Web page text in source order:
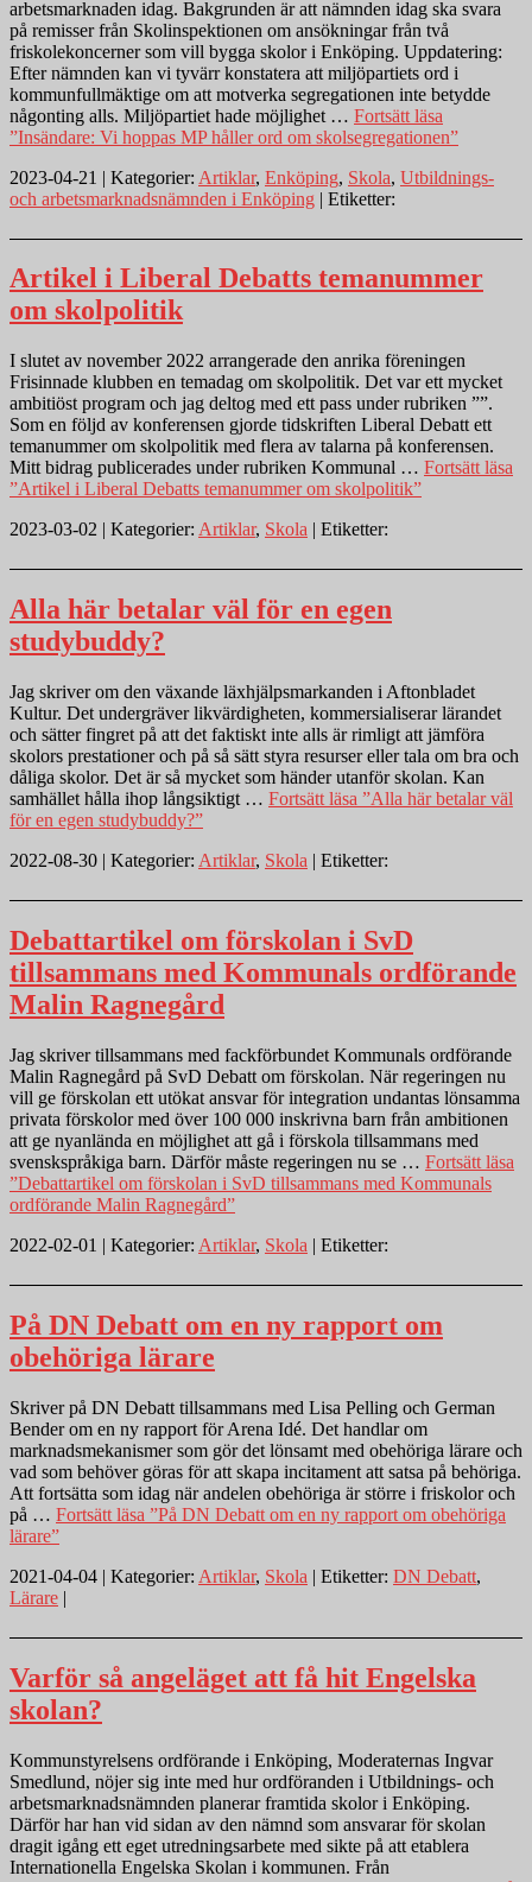
arbetsmarknaden idag. Bakgrunden är att nämnden idag ska svara
på remisser från Skolinspektionen om ansökningar från två
friskolekoncerner som vill bygga skolor i Enköping. Uppdatering:
Efter nämnden kan vi tyvärr konstatera att miljöpartiets ord i
kommunfullmäktige om att motverka segregationen inte betydde
någonting alls. Miljöpartiet hade möjlighet … Fortsätt läsa
”Insändare: Vi hoppas MP håller ord om skolsegregationen”
2023-04-21 | Kategorier: Artiklar, Enköping, Skola, Utbildnings-
och arbetsmarknadsnämnden i Enköping | Etiketter:
Artikel i Liberal Debatts temanummer
om skolpolitik
I slutet av november 2022 arrangerade den anrika föreningen
Frisinnade klubben en temadag om skolpolitik. Det var ett mycket
ambitiöst program och jag deltog med ett pass under rubriken ””.
Som en följd av konferensen gjorde tidskriften Liberal Debatt ett
temanummer om skolpolitik med flera av talarna på konferensen.
Mitt bidrag publicerades under rubriken Kommunal … Fortsätt läsa
”Artikel i Liberal Debatts temanummer om skolpolitik”
2023-03-02 | Kategorier: Artiklar, Skola | Etiketter:
Alla här betalar väl för en egen
studybuddy?
Jag skriver om den växande läxhjälpsmarkanden i Aftonbladet
Kultur. Det undergräver likvärdigheten, kommersialiserar lärandet
och sätter fingret på att det faktiskt inte alls är rimligt att jämföra
skolors prestationer och på så sätt styra resurser eller tala om bra och
dåliga skolor. Det är så mycket som händer utanför skolan. Kan
samhället hålla ihop långsiktigt … Fortsätt läsa ”Alla här betalar väl
för en egen studybuddy?”
2022-08-30 | Kategorier: Artiklar, Skola | Etiketter:
Debattartikel om förskolan i SvD
tillsammans med Kommunals ordförande
Malin Ragnegård
Jag skriver tillsammans med fackförbundet Kommunals ordförande
Malin Ragnegård på SvD Debatt om förskolan. När regeringen nu
vill ge förskolan ett utökat ansvar för integration undantas lönsamma
privata förskolor med över 100 000 inskrivna barn från ambitionen
att ge nyanlända en möjlighet att gå i förskola tillsammans med
svensk­språkiga barn. Därför måste regeringen nu se … Fortsätt läsa
”Debattartikel om förskolan i SvD tillsammans med Kommunals
ordförande Malin Ragnegård”
2022-02-01 | Kategorier: Artiklar, Skola | Etiketter:
På DN Debatt om en ny rapport om
obehöriga lärare
Skriver på DN Debatt tillsammans med Lisa Pelling och German
Bender om en ny rapport för Arena Idé. Det handlar om
marknadsmekanismer som gör det lönsamt med obehöriga lärare och
vad som behöver göras för att skapa incitament att satsa på behöriga.
Att fortsätta som idag när andelen obehöriga är större i friskolor och
på … Fortsätt läsa ”På DN Debatt om en ny rapport om obehöriga
lärare”
2021-04-04 | Kategorier: Artiklar, Skola | Etiketter: DN Debatt,
Lärare |
Varför så angeläget att få hit Engelska
skolan?
Kommunstyrelsens ordförande i Enköping, Moderaternas Ingvar
Smedlund, nöjer sig inte med hur ordföranden i Utbildnings- och
arbetsmarknadsnämnden planerar framtida skolor i Enköping.
Därför har han vid sidan av den nämnd som ansvarar för skolan
dragit igång ett eget utredningsarbete med sikte på att etablera
Internationella Engelska Skolan i kommunen. Från